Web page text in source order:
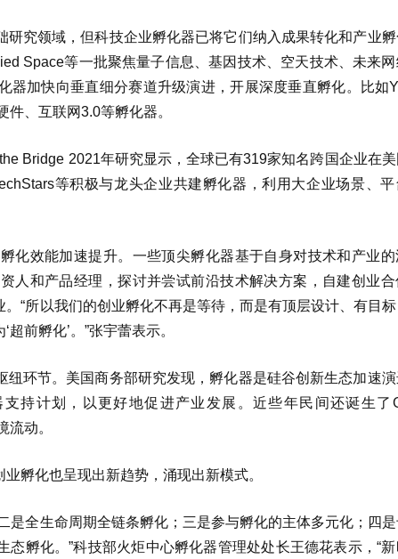
究领域，但科技企业孵化器已将它们纳入成果转化和产业
Space等一批聚焦量子信息、基因技术、空天技术、未来
器加快向垂直细分赛道升级演进，开展深度垂直孵化。比如
、互联网3.0等孵化器。
Bridge 2021年研究显示，全球已有319家知名跨国企业在
等积极与龙头企业共建孵化器，利用大企业场景、
化效能加速提升。一些顶尖孵化器基于自身对技术和产业
人和产品经理，探讨并尝试前沿技术解决方案，自建创业
“所以我们的创业孵化不再是等待，而是有顶层设计、有目
超前孵化’。”张宇蕾表示。
环节。美国商务部研究发现，孵化器是硅谷创新生态加速
持计划，以更好地促进产业发展。近些年民间还诞生了
流动。
孵化也呈现出新趋势，涌现出新模式。
是全生命周期全链条孵化；三是参与孵化的主体多元化；四
孵化。”科技部火炬中心孵化器管理处处长王德花表示，“